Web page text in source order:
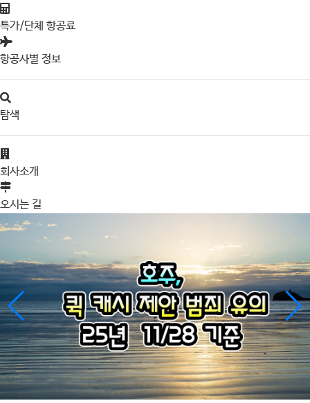
특가/단체 항공료
항공사별 정보
탐색
회사소개
오시는 길